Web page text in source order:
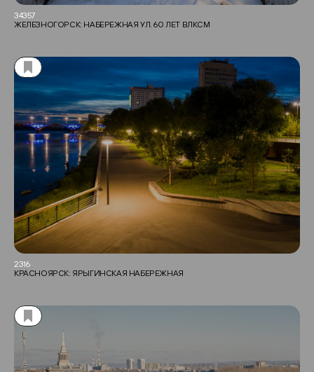
34357
ЖЕЛЕЗНОГОРСК: НАБЕРЕЖНАЯ УЛ. 60 ЛЕТ ВЛКСМ
2316
КРАСНОЯРСК: ЯРЫГИНСКАЯ НАБЕРЕЖНАЯ